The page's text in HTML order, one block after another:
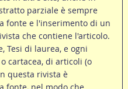
parziale è sempre
fonte e l'inserimento di un
che contiene l'articolo.
Tesi di laurea, e ogni
cartacea, di articoli (o
questa rivista è